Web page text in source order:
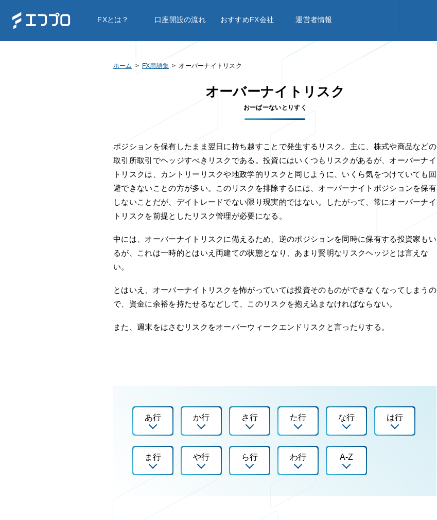
FXとは？ 口座開設の流れ おすすめFX会社 運営者情報
ホーム FX用語集 オーバーナイトリスク
オーバーナイトリスク
おーばーないとりすく
ポジションを保有したまま翌日に持ち越すことで発生するリスク。主に、株式や商品などの
取引所取引でヘッジすべきリスクである。投資にはいくつもリスクがあるが、オーバーナイ
トリスクは、カントリーリスクや地政学的リスクと同じように、いくら気をつけていても回
避できないことの方が多い。このリスクを排除するには、オーバーナイトポジションを保有
しないことだが、デイトレードでない限り現実的ではない。したがって、常にオーバーナイ
トリスクを前提としたリスク管理が必要になる。
中には、オーバーナイトリスクに備えるため、逆のポジションを同時に保有する投資家もい
るが、これは一時的とはいえ両建ての状態となり、あまり賢明なリスクヘッジとは言えな
い。
とはいえ、オーバーナイトリスクを怖がっていては投資そのものができなくなってしまうの
で、資金に余裕を持たせるなどして、このリスクを抱え込まなければならない。
また、週末をはさむリスクをオーバーウィークエンドリスクと言ったりする。
あ行 か行 さ行 た行 な行 は行
ま行 や行 ら行 わ行 A-Z